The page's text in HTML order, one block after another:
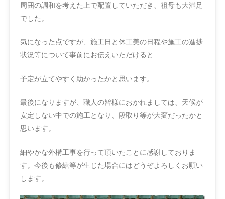
周囲の調和を考えた上で配置していただき、祖母も大満足
でした。
気になった点ですが、施工日と休工美の日程や施工の進捗
状況等について事前にお伝えいただけると
予定が立てやすく助かったかと思います。
最後になりますが、職人の皆様におかれましては、天候が
安定しない中での施工となり、段取り等が大変だったかと
思います。
細やかな外構工事を行って頂いたことに感謝しておりま
す。今後も修繕等が生じた場合にはどうぞよろしくお願い
します。